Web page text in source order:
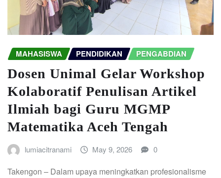
MAHASISWA PENDIDIKAN PENGABDIAN
Dosen Unimal Gelar Workshop
Kolaboratif Penulisan Artikel
Ilmiah bagi Guru MGMP
Matematika Aceh Tengah
lumiacitranami May 9, 2026 0
Takengon – Dalam upaya meningkatkan profesionalisme